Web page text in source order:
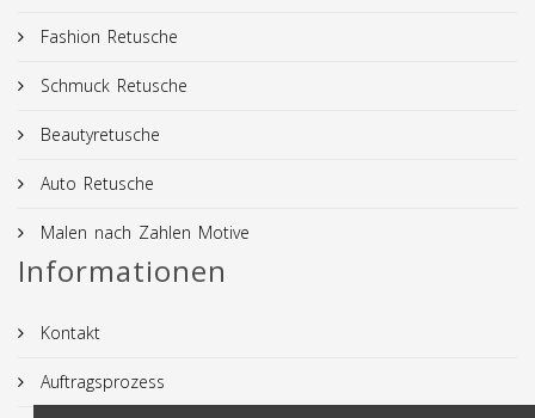
Fashion Retusche
Schmuck Retusche
Beautyretusche
Auto Retusche
Malen nach Zahlen Motive
Informationen
Kontakt
Auftragsprozess